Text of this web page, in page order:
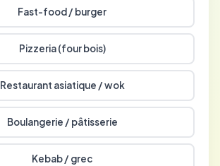
Fast-food / burger
Pizzeria (four bois)
Restaurant asiatique / wok
Boulangerie / pâtisserie
Kebab / grec